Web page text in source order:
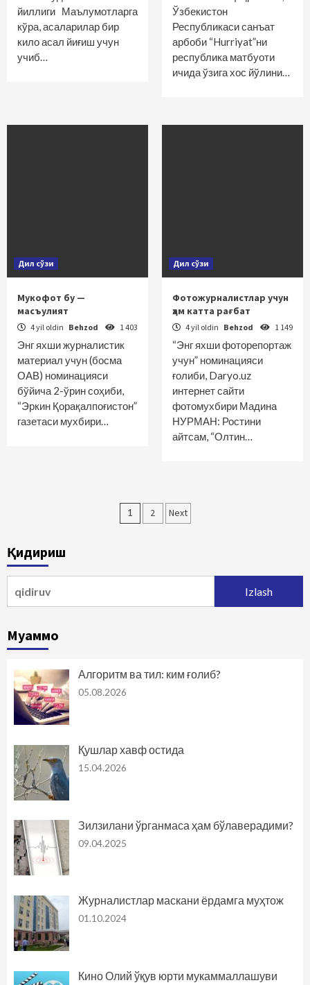
йиллиги Маълумотларга
кўра, асаларилар бир
кило асал йиғиш учун
учиб…
Ўзбекистон
Республикаси санъат
арбоби “Hurriyat”ни
республика матбуоти
ичида ўзига хос йўлини…
Дил сўзи
Мукофот бу —
масъулият
4 yil oldin Behzod 1 403
Энг яхши журналистик
материал учун (босма
ОАВ) номинацияси
бўйича 2-ўрин соҳиби,
“Эркин Қорақалпоғистон”
газетаси мухбири…
Дил сўзи
Фотожурналистлар учун
ҳам катта рағбат
4 yil oldin Behzod 1 149
“Энг яхши фоторепортаж
учун” номинацияси
ғолиби, Daryo.uz
интернет сайти
фотомухбири Мадина
НУРМАН: Ростини
айтсам, “Олтин…
Maqolalar
1 2 Next
Қидириш
Муаммо
Алгоритм ва тил: ким ғолиб?
05.08.2026
Қушлар хавф остида
15.04.2026
Зилзилани ўрганмаса ҳам бўлаверадими?
09.04.2025
Журналистлар маскани ёрдамга муҳтож
01.10.2024
Кино Олий ўқув юрти мукаммаллашуви